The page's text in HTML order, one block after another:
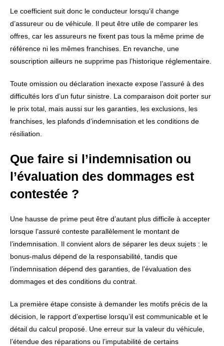
Le coefficient suit donc le conducteur lorsqu’il change
d’assureur ou de véhicule. Il peut être utile de comparer les
offres, car les assureurs ne fixent pas tous la même prime de
référence ni les mêmes franchises. En revanche, une
souscription ailleurs ne supprime pas l’historique réglementaire.
Toute omission ou déclaration inexacte expose l’assuré à des
difficultés lors d’un futur sinistre. La comparaison doit porter sur
le prix total, mais aussi sur les garanties, les exclusions, les
franchises, les plafonds d’indemnisation et les conditions de
résiliation.
Que faire si l’indemnisation ou
l’évaluation des dommages est
contestée ?
Une hausse de prime peut être d’autant plus difficile à accepter
lorsque l’assuré conteste parallèlement le montant de
l’indemnisation. Il convient alors de séparer les deux sujets : le
bonus-malus dépend de la responsabilité, tandis que
l’indemnisation dépend des garanties, de l’évaluation des
dommages et des conditions du contrat.
La première étape consiste à demander les motifs précis de la
décision, le rapport d’expertise lorsqu’il est communicable et le
détail du calcul proposé. Une erreur sur la valeur du véhicule,
l’étendue des réparations ou l’imputabilité de certains